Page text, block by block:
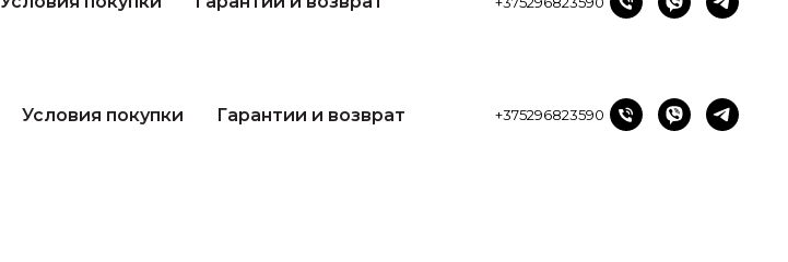
Условия покупки Гарантии и возврат +375296823590